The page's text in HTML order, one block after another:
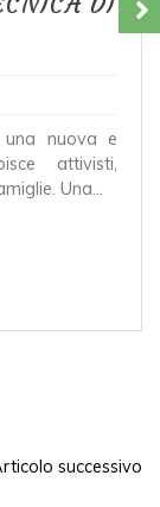
una nuova e
attivisti,
Una...
successivo